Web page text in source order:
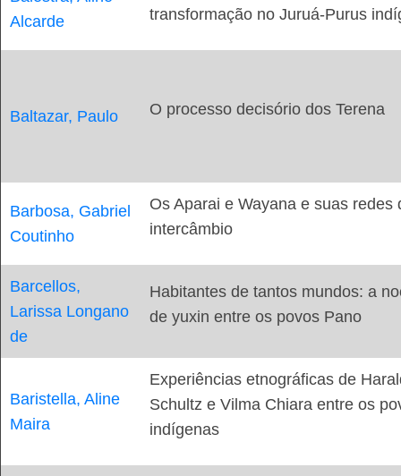
Alcarde
transformação no Juruá-Purus
Baltazar, Paulo O processo decisório dos Terena
Barbosa, Gabriel
Coutinho
Os Aparai e Wayana e suas redes
intercâmbio
Barcellos,
Larissa Longano
de
Habitantes de tantos mundos: a
de yuxin entre os povos Pano
Baristella, Aline
Maira
Experiências etnográficas de
Schultz e Vilma Chiara entre os
indígenas